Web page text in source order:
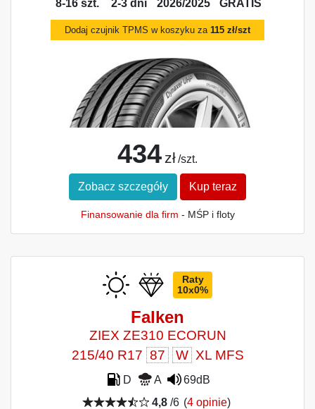
8-16 szt. 2-3 dni 2026/2025 GRATIS
Dodaj czujnik TPMS w koszyku za 115 zł/szt
434 zł /szt.
Zobacz szczegóły Kup teraz
Finansowanie dla firm - MŚP i floty
Raty
10x0%
Falken
ZIEX ZE310 ECORUN
215/40 R17 87 W XL MFS
D A
69dB
4,8/6 (4 opinie)